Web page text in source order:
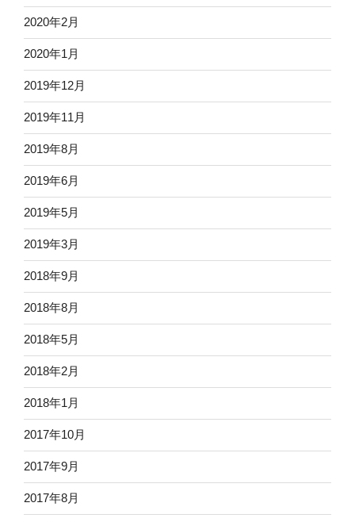
2020年2月
2020年1月
2019年12月
2019年11月
2019年8月
2019年6月
2019年5月
2019年3月
2018年9月
2018年8月
2018年5月
2018年2月
2018年1月
2017年10月
2017年9月
2017年8月